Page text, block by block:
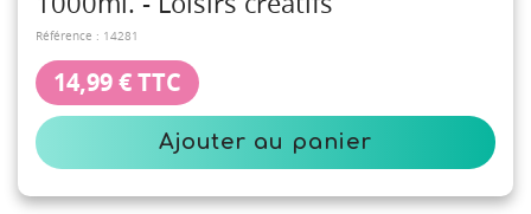
Référence : 14281
14,99 €TTC
Ajouter au panier